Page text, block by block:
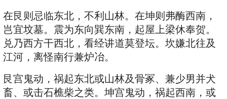
在艮则忌临东北，不利山林。在坤则弗酶西南，
岂宜坟墓。震为东向巽东南，起屋上梁休奉贺。
兑乃西方干西北，看经讲道莫登坛。坎嫌北往及
江河，离怪南行兼炉冶。
艮宫鬼动，祸起东北或山林及骨冢、兼少男并犬
畜、或击石樵柴之类。坤宫鬼动，祸起西南，或